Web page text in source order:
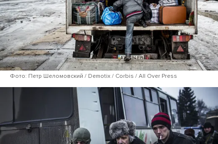
Фото: Петр Шеломовский / Demotix / Corbis / All Over Press